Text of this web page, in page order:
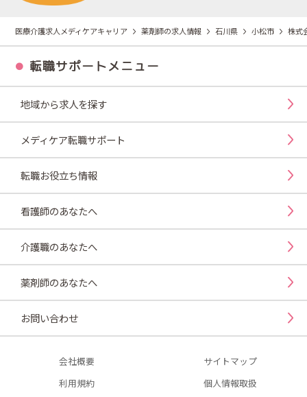
医療介護求人メディケアキャリア 薬剤師の求人情報 石川県 小松市 株式
転職サポートメニュー
地域から求人を探す
メディケア転職サポート
転職お役立ち情報
看護師のあなたへ
介護職のあなたへ
薬剤師のあなたへ
お問い合わせ
会社概要
サイトマップ
利用規約
個人情報取扱